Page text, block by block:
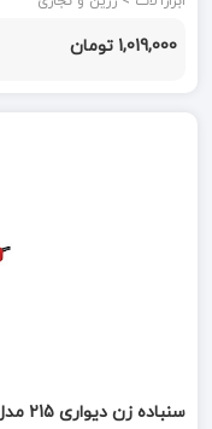
1,019,000 تومان
سنباده زن دیواری 215 مدل DWS-215 محک MAHAK